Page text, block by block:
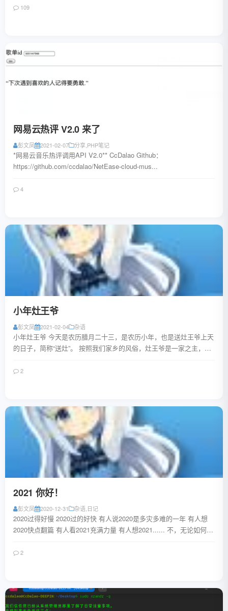
109
网易云热评 V2.0 来了
彭文凤 2021-02-07 分享 PHP笔记
*网易云音乐热评调用API V2.0** CcDalao Github：
https://github.com/ccdalao/NetEase-cloud-mus...
4
小年灶王爷
彭文凤 2021-02-04 杂语
小年灶王爷 今天是农历腊月二十三，是农历小年，也是送灶王爷上天
的日子，简称“送灶”。 按照我们家乡的风俗，灶王爷是一家之主，选
2
2021 你好！
彭文凤 2020-12-31 杂语 日记
2020过得好慢 2020过的好快 有人说2020是多灾多难的一年 有人想
2020快点翻篇 有人看2021充满力量 有人想2021...... 不，无论如何
2